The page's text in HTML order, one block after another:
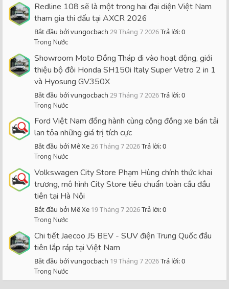
Redline 108 sẽ là một trong hai đại diện Việt Nam
tham gia thi đấu tại AXCR 2026
Bắt đầu bởi vungocbach 29 Tháng 7 2026Trả lời: 0
Trong Nước
Showroom Moto Đồng Tháp đi vào hoạt động, giới
thiệu bộ đôi Honda SH150i Italy Super Vetro 2 in 1
và Hyosung GV350X
Bắt đầu bởi vungocbach 29 Tháng 7 2026Trả lời: 0
Trong Nước
Ford Việt Nam đồng hành cùng cộng đồng xe bán tải
lan tỏa những giá trị tích cực
Bắt đầu bởi Mê Xe26 Tháng 7 2026Trả lời: 0
Trong Nước
Volkswagen City Store Phạm Hùng chính thức khai
trương, mô hình City Store tiêu chuẩn toàn cầu đầu
tiên tại Hà Nội
Bắt đầu bởi Mê Xe 19 Tháng 7 2026Trả lời: 0
Trong Nước
Chi tiết Jaecoo J5 BEV - SUV điện Trung Quốc đầu
tiên lắp ráp tại Việt Nam
Bắt đầu bởi vungocbach 19 Tháng 7 2026Trả lời: 0
Trong Nước